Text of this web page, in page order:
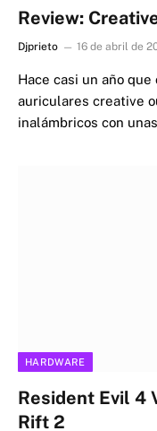
Review:
Djprieto 16 de abril de
Hace casi un año
auriculares creative
inalámbricos con
HARDWARE
Resident Evil 4
Rift 2